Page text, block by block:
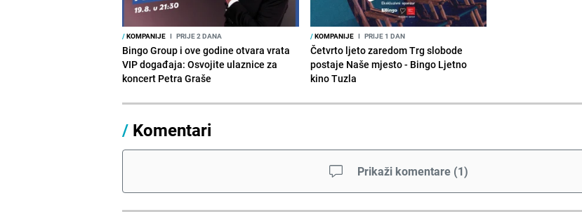
/KOMPANIJE I PRIJE 2 DANA
Bingo Group i ove godine otvara vrata
VIP događaja: Osvojite ulaznice za
koncert Petra Graše
/KOMPANIJE I PRIJE 1 DAN
Četvrto ljeto zaredom Trg slobode
postaje Naše mjesto - Bingo Ljetno
kino Tuzla
/ Komentari
Prikaži komentare (1)